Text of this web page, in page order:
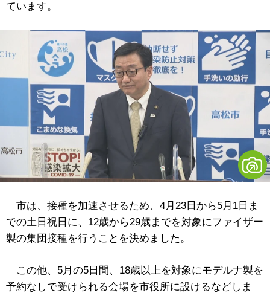
ています。
市は、接種を加速させるため、4月23日から5月1日ま
での土日祝日に、12歳から29歳までを対象にファイザー
製の集団接種を行うことを決めました。
この他、5月の5日間、18歳以上を対象にモデルナ製を
予約なしで受けられる会場を市役所に設けるなどしま